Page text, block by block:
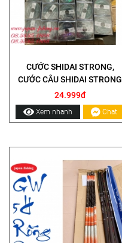
CƯỚC SHIDAI STRONG,
CƯỚC CÂU SHIDAI STRONG
24.999đ
Xem nhanh Chat